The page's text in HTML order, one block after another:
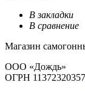
В закладки
В сравнение
Магазин
ООО «Дождь»
ОГРН